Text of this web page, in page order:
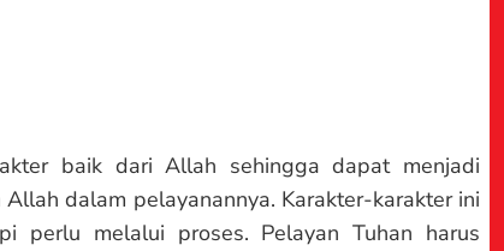
baik dari Allah sehingga dapat menjadi
dalam pelayanannya. Karakter-karakter ini
perlu melalui proses. Pelayan Tuhan harus